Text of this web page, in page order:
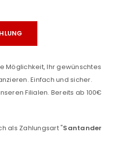
Möglichkeit, Ihr gewünschtes
Einfach und sicher.
Filialen. Bereits ab 100€
als Zahlungsart "Santander